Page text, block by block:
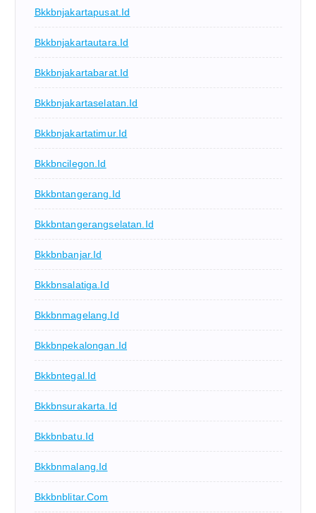
Bkkbnjakartapusat.id
Bkkbnjakartautara.id
Bkkbnjakartabarat.id
Bkkbnjakartaselatan.id
Bkkbnjakartatimur.id
Bkkbncilegon.id
Bkkbntangerang.id
Bkkbntangerangselatan.id
Bkkbnbanjar.id
Bkkbnsalatiga.id
Bkkbnmagelang.id
Bkkbnpekalongan.id
Bkkbntegal.id
Bkkbnsurakarta.id
Bkkbnbatu.id
Bkkbnmalang.id
Bkkbnblitar.com